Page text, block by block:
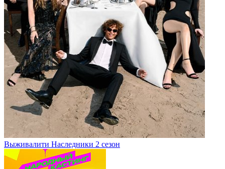
Выживалити Наследники 2 сезон